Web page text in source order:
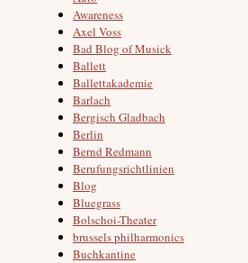
Awareness
Axel Voss
Bad Blog of Musick
Ballett
Ballettakademie
Barlach
Bergisch Gladbach
Berlin
Bernd Redmann
Berufungsrichtlinien
Blog
Bluegrass
Bolschoi-Theater
brussels philharmonics
Buchkantine